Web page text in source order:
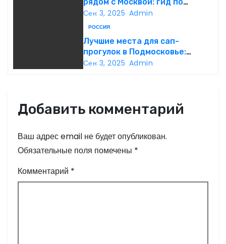
и
я
м
лучшим базам отдыха
Сен 3, 2025 Admin
РОССИЯ
Лучшие места для сап-
прогулок в Подмосковье:
полный гид по локациям
Сен 3, 2025 Admin
Добавить комментарий
Ваш адрес email не будет опубликован.
Обязательные поля помечены *
Комментарий *